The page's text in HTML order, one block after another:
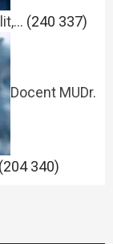
(240 337)
Docent MUDr.
(204 340)